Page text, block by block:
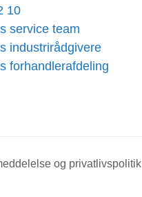
10
service team
industrirådgivere
forhandlerafdeling
og privatlivspolitik